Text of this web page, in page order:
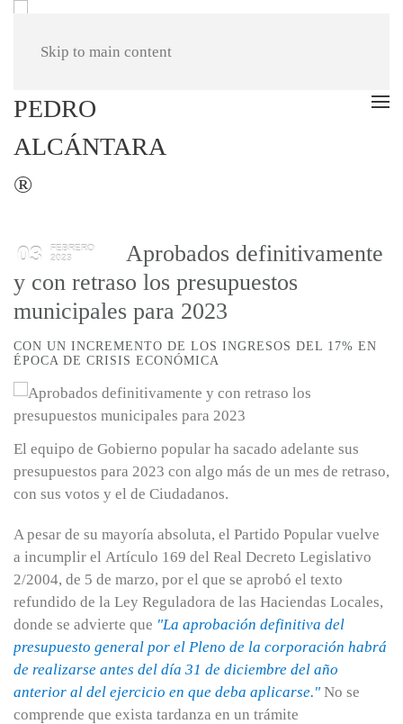
Skip to main content
03
FEBRERO
2023
Aprobados definitivamente
y con retraso los presupuestos
municipales para 2023
CON UN INCREMENTO DE LOS INGRESOS DEL 17% EN
ÉPOCA DE CRISIS ECONÓMICA
El equipo de Gobierno popular ha sacado adelante sus
presupuestos para 2023 con algo más de un mes de retraso,
con sus votos y el de Ciudadanos.
A pesar de su mayoría absoluta, el Partido Popular vuelve
a incumplir el Artículo 169 del Real Decreto Legislativo
2/2004, de 5 de marzo, por el que se aprobó el texto
refundido de la Ley Reguladora de las Haciendas Locales,
donde se advierte que "La aprobación definitiva del
presupuesto general por el Pleno de la corporación habrá
de realizarse antes del día 31 de diciembre del año
anterior al del ejercicio en que deba aplicarse." No se
comprende que exista tardanza en un trámite